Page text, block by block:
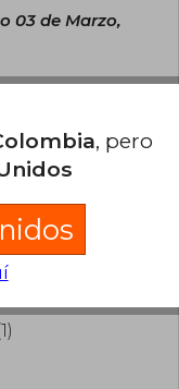
03 de Marzo,
nacida(o)
para poder
, pero